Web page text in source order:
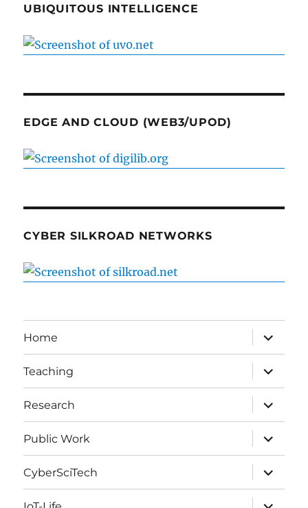
UBIQUITOUS INTELLIGENCE
EDGE AND CLOUD (WEB3/UPOD)
CYBER SILKROAD NETWORKS
Home
expand
child
menu
Teaching
expand
child
menu
Research
expand
child
menu
Public Work
expand
child
menu
CyberSciTech
expand
child
menu
expand